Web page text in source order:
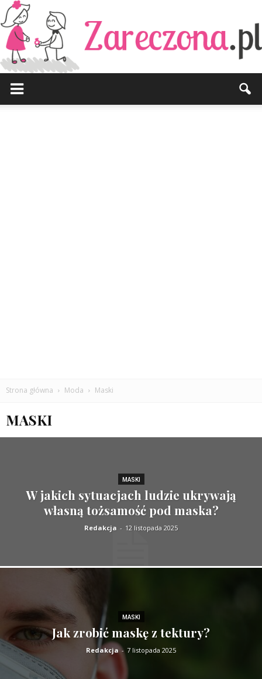
Strona główna Moda Maski
MASKI
MASKI
W jakich sytuacjach ludzie ukrywają
własną tożsamość pod maska?
Redakcja - 12 listopada 2025
MASKI
Jak zrobić maskę z tektury?
Redakcja - 7 listopada 2025